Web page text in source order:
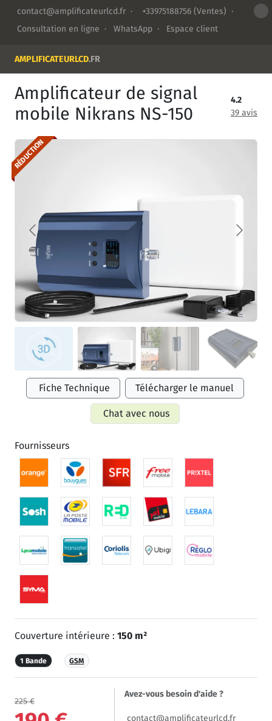
contact@amplificateurlcd.fr · +33975188756 (Ventes) ·
Consultation en ligne · WhatsApp · Espace client
AMPLIFICATEURLCD.FR
Amplificateur de signal
mobile Nikrans NS-150
4.2
39 avis
RÉDUCTION
Fiche Technique Télécharger le manuel
Chat avec nous
Fournisseurs
Couverture intérieure : 150 m²
1 Bande GSM
225 €
Avez-vous besoin d'aide ?
contact@amplificateurlcd.fr